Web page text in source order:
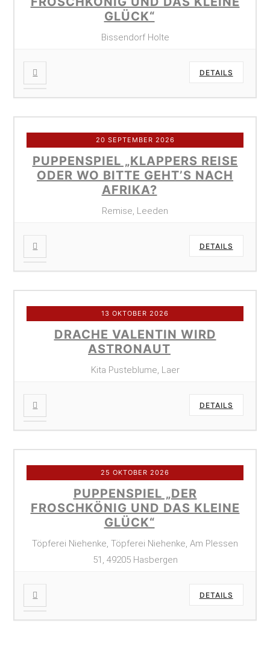
GLÜCK“
Bissendorf Holte
DETAILS
20 SEPTEMBER 2026
PUPPENSPIEL „KLAPPERS REISE
ODER WO BITTE GEHT’S NACH
AFRIKA?
Remise, Leeden
DETAILS
13 OKTOBER 2026
DRACHE VALENTIN WIRD
ASTRONAUT
Kita Pusteblume, Laer
DETAILS
25 OKTOBER 2026
PUPPENSPIEL „DER
FROSCHKÖNIG UND DAS KLEINE
GLÜCK“
Töpferei Niehenke, Töpferei Niehenke, Am Plessen
51, 49205 Hasbergen
DETAILS